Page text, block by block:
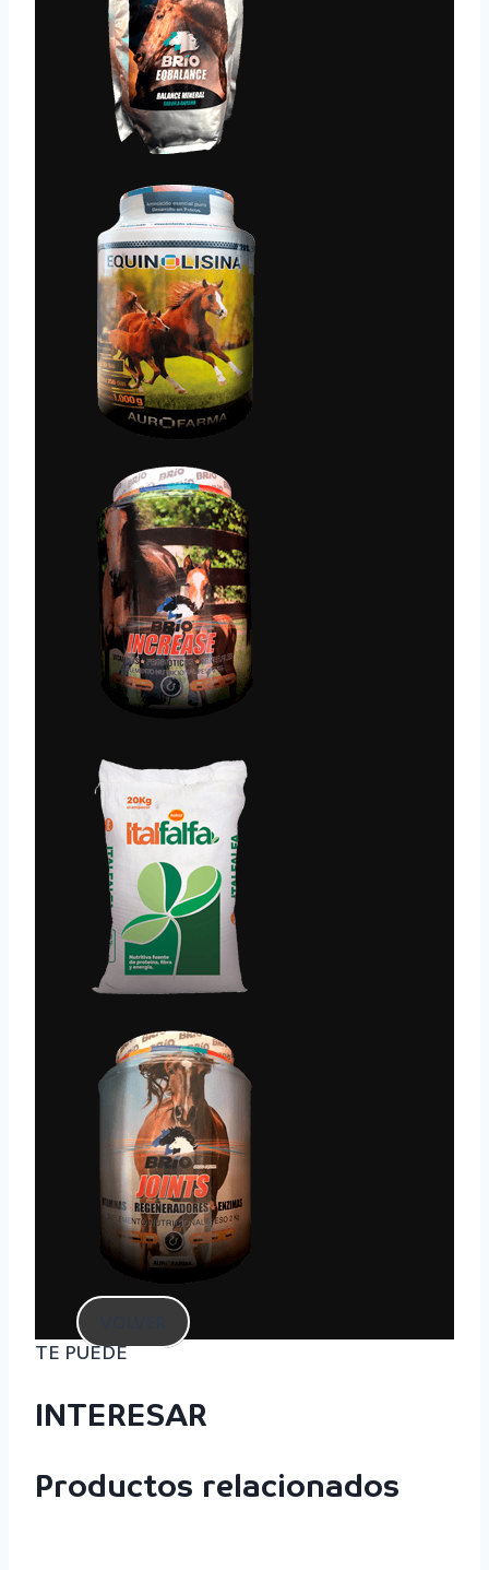
TE PUEDE
INTERESAR
Productos relacionados